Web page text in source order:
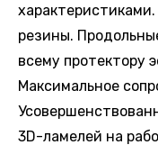
резины.
всему протектору
Максимальное
3D-ламелей на